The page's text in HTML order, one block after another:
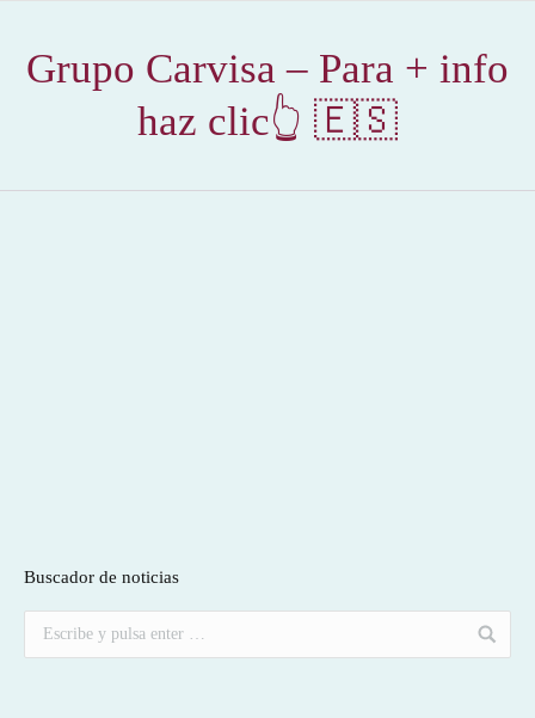
Grupo Carvisa – Para + info
haz clic👆 🇪🇸
Buscador de noticias